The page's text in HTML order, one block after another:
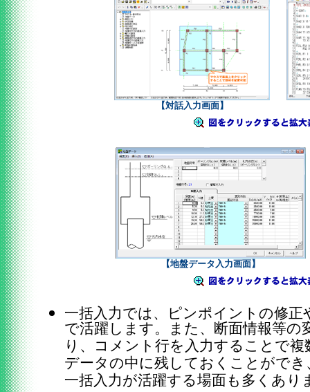
【対話入力画面】
【地盤データ入力画面】
一括入力では、ピンポイントの修正
で活躍します。また、断面情報等
り、コメント行を入力することで
データの中に残しておくことがで
一括入力が活躍する場面も多くあり